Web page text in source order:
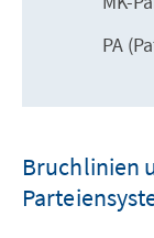
PA
Bruchlinien